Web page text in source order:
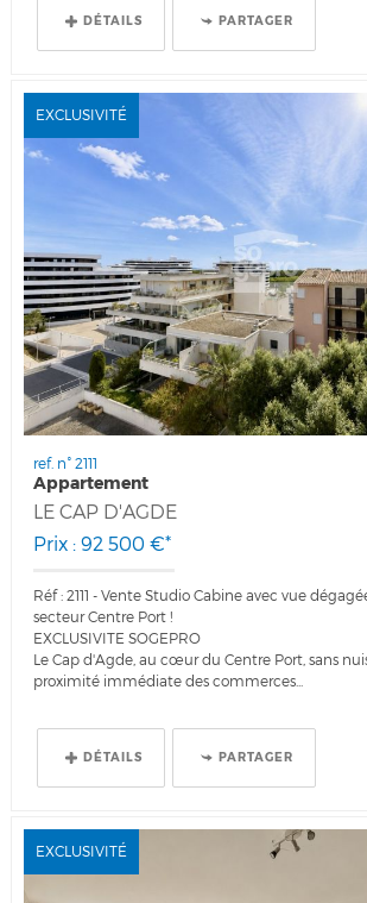
DÉTAILS PARTAGER
EXCLUSIVITÉ
ref. n° 2111
Appartement
LE CAP D'AGDE
Prix : 92 500 €*
Réf : 2111 - Vente Studio Cabine avec vue
secteur Centre Port !
EXCLUSIVITE SOGEPRO
Le Cap d'Agde, au cœur du Centre Port, sans
proximité immédiate des commerces...
DÉTAILS PARTAGER
EXCLUSIVITÉ